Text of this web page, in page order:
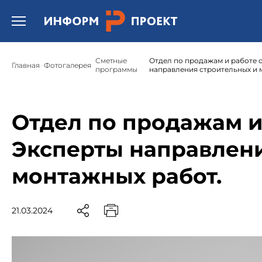
Открыть бургер меню.
Главная Фотогалерея Сметные
программы
Отдел по продажам и работе
направления строительных и
Отдел по продажам
Эксперты
монтажных работ.
21.03.2024